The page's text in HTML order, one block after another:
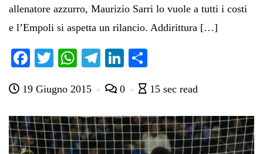
allenatore azzurro, Maurizio Sarri lo vuole a tutti i costi
e l’Empoli si aspetta un rilancio. Addirittura […]
Fa
bo
ok
T
tte
r
W
ts
A
pp
Te
gr
a
m
Li
ed
In
di
vi
di
19 Giugno 2015 0 15 sec read